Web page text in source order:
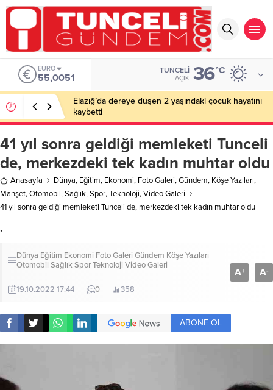
EURO
55,0051
TUNCELI
AÇIK 36°C
Elazığ’da dereye düşen 2 yaşındaki çocuk hayatını
kaybetti
41 yıl sonra geldiği memleketi Tunceli
de, merkezdeki tek kadın muhtar oldu
Anasayfa Dünya, Eğitim, Ekonomi, Foto Galeri,Gündem, Köşe Yazıları,
Manşet,Otomobil,Sağlık,Spor,Teknoloji,Video Galeri
41 yıl sonra geldiği memleketi Tunceli de, merkezdeki tek kadın muhtar oldu
.
Dünya Eğitim Ekonomi Foto Galeri Gündem Köşe Yazıları
Otomobil SağlıkSporTeknoloji Video Galeri
19.10.2022 17:44 0 358
A+ A-
ABONE OL